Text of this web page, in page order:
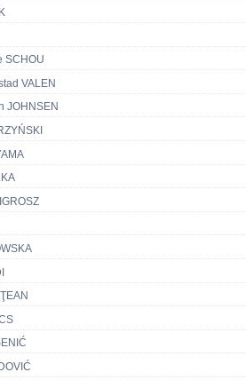
SCHOU
VALEN
JOHNSEN